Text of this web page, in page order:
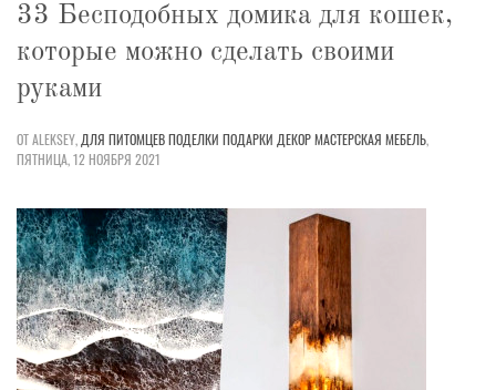
33 Бесподобных домика для кошек,
которые можно сделать своими
руками
ОТ ALEKSEY, ДЛЯ ПИТОМЦЕВПОДЕЛКИ ПОДАРКИ ДЕКОРМАСТЕРСКАЯ МЕБЕЛЬ,
ПЯТНИЦА, 12 НОЯБРЯ 2021